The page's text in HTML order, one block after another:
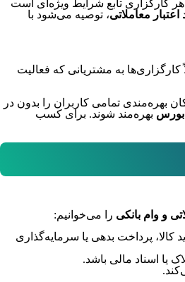
هر کارگزاری تابع شرایط ویژه‌ای است
معاملاتی، توصیه می‌شود با
به مشتریانی که فعالیت
بهره‌مندی تمامی کاربران را بدون در
بورس بهره‌مند شوند. برای کسب
و وام بانکی را می‌خوانیم:
کالا، پرداخت بدهی یا سرمایه‌گذاری
یا اسناد مالی باشد.